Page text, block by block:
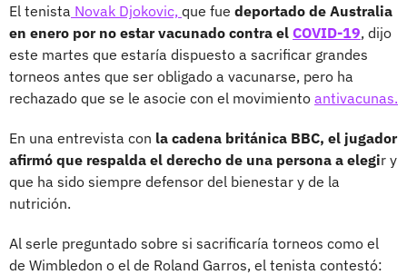
El tenista Novak Djokovic, que fue deportado de Australia
en enero por no estar vacunado contra el COVID-19, dijo
este martes que estaría dispuesto a sacrificar grandes
torneos antes que ser obligado a vacunarse, pero ha
rechazado que se le asocie con el movimiento antivacunas.
En una entrevista con la cadena británica BBC, el jugador
afirmó que respalda el derecho de una persona a elegir y
que ha sido siempre defensor del bienestar y de la
nutrición.
Al serle preguntado sobre si sacrificaría torneos como el
de Wimbledon o el de Roland Garros, el tenista contestó: